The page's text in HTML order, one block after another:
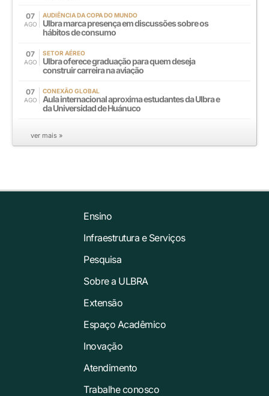
07
AGO
AUDIÊNCIA DA COPA DO MUNDO
Ulbra marca presença em discussões sobre os
hábitos de consumo
07
AGO
SETOR AÉREO
Ulbra oferece graduação para quem deseja
construir carreira na aviação
07
AGO
CONEXÃO GLOBAL
Aula internacional aproxima estudantes da Ulbra e
da Universidad de Huánuco
ver mais »
Ensino
Infraestrutura e Serviços
Pesquisa
Sobre a ULBRA
Extensão
Espaço Acadêmico
Inovação
Atendimento
Trabalhe conosco